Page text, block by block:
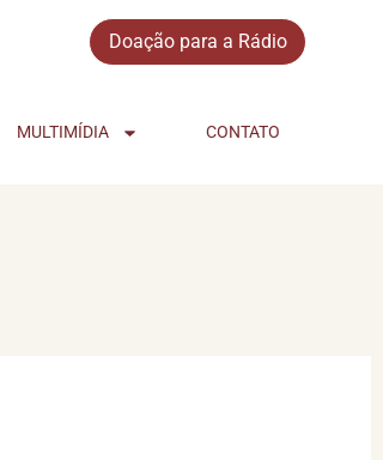
Doação para a Rádio
MULTIMÍDIA CONTATO